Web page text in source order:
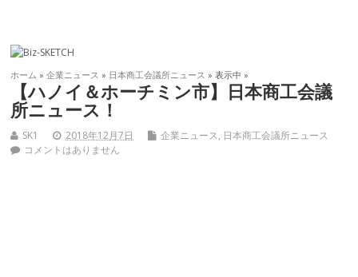
ホーム »企業ニュース » 日本商工会議所ニュース » 表示中 »
【ハノイ＆ホーチミン市】日本商工会議
所ニュース！
SK1 2018年12月7日 企業ニュース, 日本商工会議所ニュース
コメントはありません